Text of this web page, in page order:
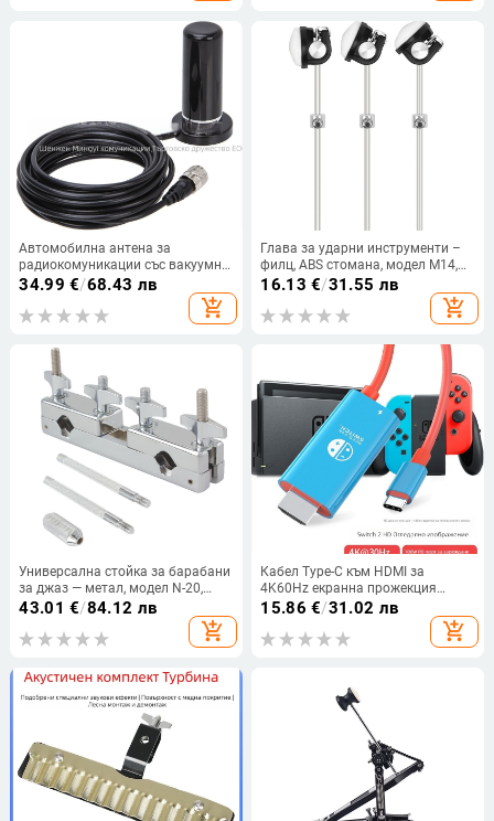
Автомобилна антена за
радиокомуникации със вакуумна
чашка, двойна честота 144/430
батерия, за комуникации
34.99 €/68.43 лв
add_shopping_cart
Глава за ударни инструменти –
филц, ABS стомана, модел M14,
OPP пакет
16.13 €/31.55 лв
add_shopping_cart
Универсална стойка за барабани
за джаз — метал, модел N-20,
подходяща за ударни
43.01 €/84.12 лв
add_shopping_cart
Кабел Type-C към HDMI за
4K60Hz екранна прожекция
Nintendo Switch 2 Gen
15.86 €/31.02 лв
add_shopping_cart